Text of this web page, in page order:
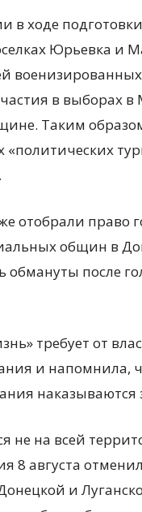
в ходе
Юрьевка и
в выборах в
Таким
право
общин в
после
требует от
и напомнила,
наказываются
не на всей
8 августа
и